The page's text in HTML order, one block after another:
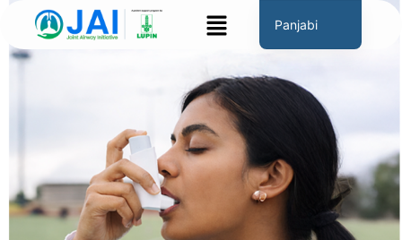
ਸਮੱਗਰੀ
ਜਾਓ
ਮੀਨੂ
Panjabi
English
Hindi
Tamil
Malayalam
Telugu